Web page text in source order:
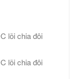
lõi chia đôi
lõi chia đôi